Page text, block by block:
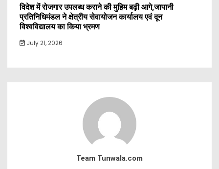
विदेश में रोजगार उपलब्ध कराने की मुहिम बढ़ी आगे,जापानी
प्रतिनिधिमंडल ने क्षेत्रीय सेवायोजन कार्यालय एवं दून
विश्वविद्यालय का किया भ्रमण
July 21, 2026
Team Tunwala.com